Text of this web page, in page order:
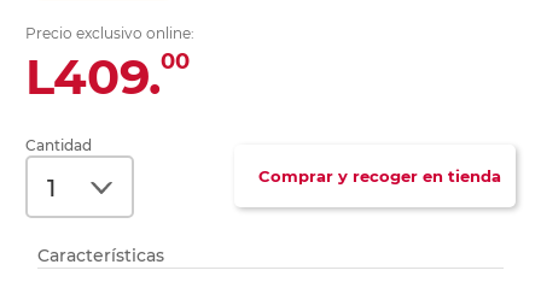
Precio exclusivo online:
L409.00
Cantidad
Comprar y recoger en tienda
Características